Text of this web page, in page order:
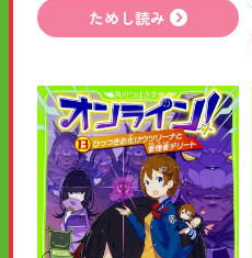
ためし読み